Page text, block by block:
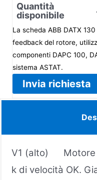
Quantità
disponibile
La scheda ABB DATX
feedback del rotore,
componenti DAPC 100,
sistema ASTAT.
Invia richiesta
V1 (alto) Motore
k di velocità OK.